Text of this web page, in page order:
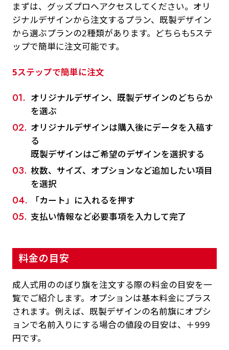
まずは、グッズプロへアクセスしてください。オリ
ジナルデザインから注文するプラン、既製デザイン
から選ぶプランの2種類があります。どちらも5ステ
ップで簡単に注文可能です。
5ステップで簡単に注文
オリジナルデザイン、既製デザインのどちらか
を選ぶ
オリジナルデザインは購入後にデータを入稿す
る
既製デザインはご希望のデザインを選択する
枚数、サイズ、オプションなど追加したい項目
を選択
「カート」に入れるを押す
支払い情報など必要事項を入力して完了
料金の目安
成人式用ののぼり旗を注文する際の料金の目安を一
覧でご紹介します。オプションは基本料金にプラス
されます。例えば、既製デザインの名前旗にオプシ
ョンで名前入りにする場合の値段の目安は、＋999
円です。